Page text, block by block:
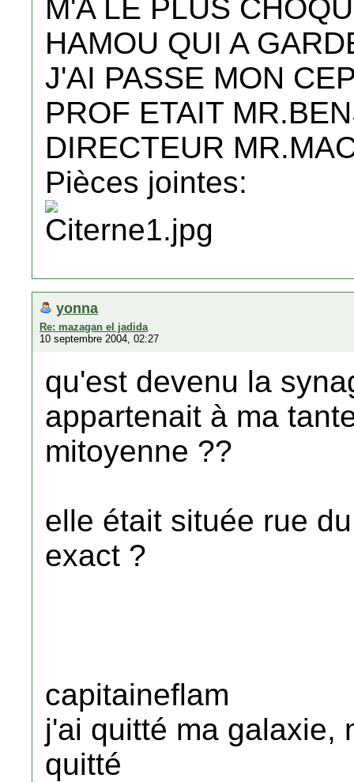
M'A LE PLUS
HAMOU QUI A
J'AI PASSE MON
PROF ETAIT
DIRECTEUR
Pièces jointes:
yonna
Re: mazagan el jadida
10 septembre 2004, 02:27
qu'est devenu la
appartenait à ma
mitoyenne ??
elle était située rue
exact ?
capitaineflam
j'ai quitté ma galaxie,
quitté